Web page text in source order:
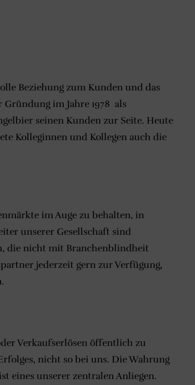
Beziehung zum Kunden und das
im Jahre 1978 als
seinen Kunden zur Seite. Heute
Kolleginnen und Kollegen auch die
im Auge zu behalten, in
unserer Gesellschaft sind
die nicht mit Branchenblindheit
jederzeit gern zur Verfügung,
Verkaufserlösen öffentlich zu
nicht so bei uns. Die Wahrung
eines unserer zentralen Anliegen.